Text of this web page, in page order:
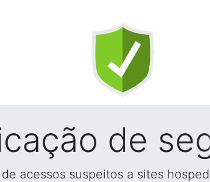
de
acessos suspeitos a sites